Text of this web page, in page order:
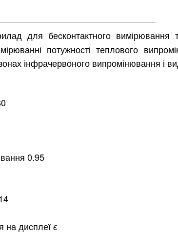
для беcконтактного вимірювання
потужності теплового
інфрачервоного випромінювання і
0.95
на дисплеї є
Харків